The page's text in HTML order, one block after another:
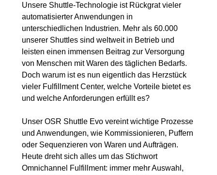
Unsere Shuttle-Technologie ist Rückgrat vieler
automatisierter Anwendungen in
unterschiedlichen Industrien. Mehr als 60.000
unserer Shuttles sind weltweit in Betrieb und
leisten einen immensen Beitrag zur Versorgung
von Menschen mit Waren des täglichen Bedarfs.
Doch warum ist es nun eigentlich das Herzstück
vieler Fulfillment Center, welche Vorteile bietet es
und welche Anforderungen erfüllt es?
Unser OSR Shuttle Evo vereint wichtige Prozesse
und Anwendungen, wie Kommissionieren, Puffern
oder Sequenzieren von Waren und Aufträgen.
Heute dreht sich alles um das Stichwort
Omnichannel Fulfillment: immer mehr Auswahl,